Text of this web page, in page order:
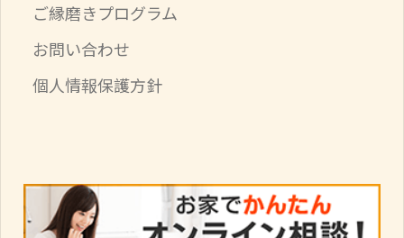
ご縁磨きプログラム
お問い合わせ
個人情報保護方針